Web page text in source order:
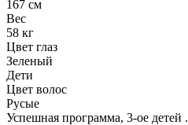
167 см
Вес
58 кг
Цвет глаз
Зеленый
Дети
Цвет волос
Русые
Успешная программа, 3-ое детей .